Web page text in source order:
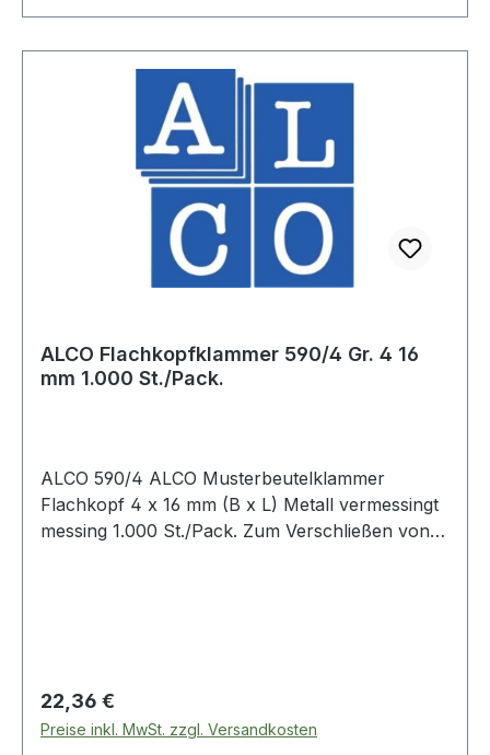
ALCO Flachkopfklammer 590/4 Gr. 4 16
mm 1.000 St./Pack.
ALCO 590/4 ALCO Musterbeutelklammer
Flachkopf 4 x 16 mm (B x L) Metall vermessingt
messing 1.000 St./Pack. Zum Verschließen von
Regulärer Preis:
22,36 €
Preise inkl. MwSt. zzgl. Versandkosten